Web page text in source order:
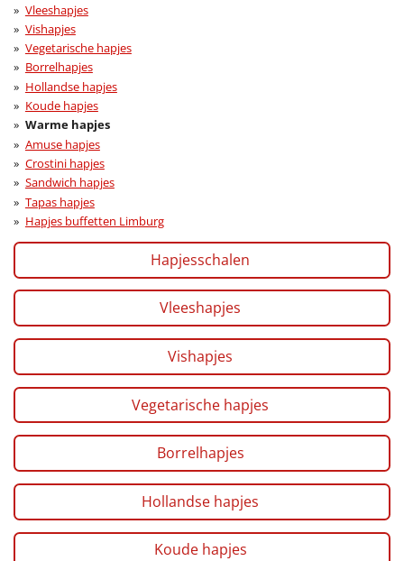
Vleeshapjes
Vishapjes
Vegetarische hapjes
Borrelhapjes
Hollandse hapjes
Koude hapjes
Warme hapjes
Amuse hapjes
Crostini hapjes
Sandwich hapjes
Tapas hapjes
Hapjes buffetten Limburg
Hapjesschalen
Vleeshapjes
Vishapjes
Vegetarische hapjes
Borrelhapjes
Hollandse hapjes
Koude hapjes